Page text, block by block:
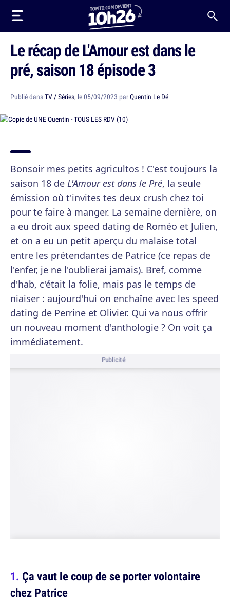
Le récap de L'Amour est dans le
pré, saison 18 épisode 3
Publié dansTV / Séries, le 05/09/2023 parQuentin Le Dé
Bonsoir mes petits agricultos ! C'est toujours la
saison 18 de L'Amour est dans le Pré, la seule
émission où t'invites tes deux crush chez toi
pour te faire à manger. La semaine dernière, on
a eu droit aux speed dating de Roméo et Julien,
et on a eu un petit aperçu du malaise total
entre les prétendantes de Patrice (ce repas de
l'enfer, je ne l'oublierai jamais). Bref, comme
d'hab, c'était la folie, mais pas le temps de
niaiser : aujourd'hui on enchaîne avec les speed
dating de Perrine et Olivier. Qui va nous offrir
un nouveau moment d'anthologie ? On voit ça
immédiatement.
Publicité
Ça vaut le coup de se porter volontaire
chez Patrice